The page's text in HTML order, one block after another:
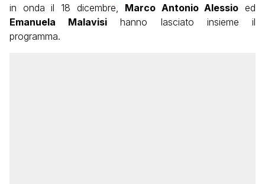
in onda il 18 dicembre, Marco Antonio Alessio ed
Emanuela Malavisi hanno lasciato insieme il
programma.